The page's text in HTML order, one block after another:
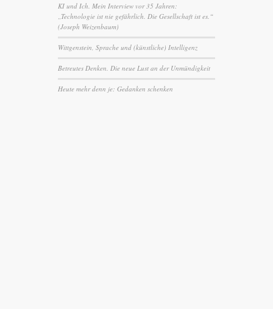
KI und Ich. Mein Interview vor 35 Jahren:
„Technologie ist nie gefährlich. Die Gesellschaft ist es.“
(Joseph Weizenbaum)
Wittgenstein, Sprache und (künstliche) Intelligenz
Betreutes Denken. Die neue Lust an der Unmündigkeit
Heute mehr denn je: Gedanken schenken